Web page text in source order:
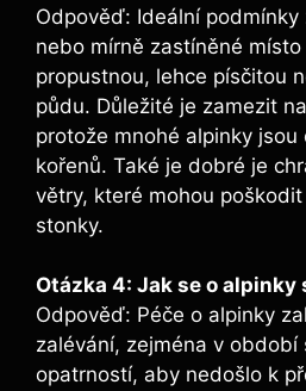
Odpověď: Ideální podmínky
nebo mírně zastíněné
propustnou, lehce písčitou
půdu. Důležité je zamezit
protože mnohé alpinky
kořenů. Také je dobré je
větry, které mohou
stonky.
Otázka 4: Jak se o
Odpověď: Péče o alpinky
zalévání, zejména v období
opatrností, aby nedošlo k